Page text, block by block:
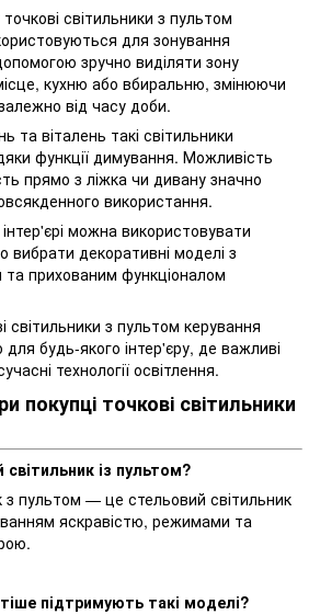
світильники з пультом
для зонування
зручно виділяти зону
кухню або вбиральню, змінюючи
від часу доби.
та віталень такі світильники
функції димування. Можливість
прямо з ліжка чи дивану значно
використання.
можна використовувати
вибрати декоративні моделі з
прихованим функціоналом
світильники з пультом керування
будь-якого інтер'єру, де важливі
технології освітлення.
покупці точкові світильники
із пультом?
з пультом — це стельовий світильник
яскравістю, режимами та
підтримують такі моделі?